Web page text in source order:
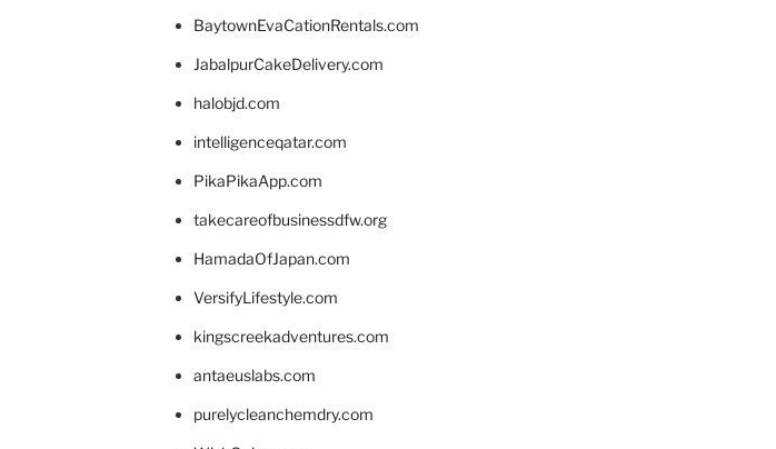
BaytownEvaCationRentals.com
JabalpurCakeDelivery.com
halobjd.com
intelligenceqatar.com
PikaPikaApp.com
takecareofbusinessdfw.org
HamadaOfJapan.com
VersifyLifestyle.com
kingscreekadventures.com
antaeuslabs.com
purelycleanchemdry.com